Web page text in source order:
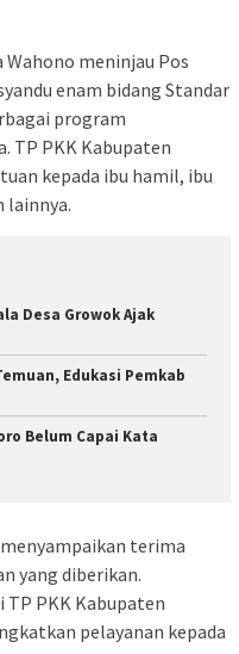
meninjau Pos
enam bidang Standar
program
TP PKK Kabupaten
kepada ibu hamil, ibu
lainnya.
Desa Growok Ajak
Edukasi Pemkab
Belum Capai Kata
menyampaikan terima
yang diberikan.
TP PKK Kabupaten
pelayanan kepada